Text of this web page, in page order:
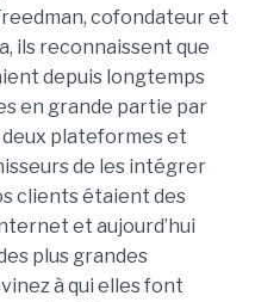
cofondateur et
ils reconnaissent que
depuis longtemps
en grande partie par
plateformes et
de les intégrer
clients étaient des
et aujourd’hui
plus grandes
à qui elles font